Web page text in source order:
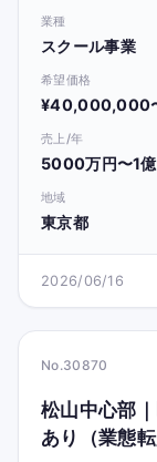
業種
スクール事業
希望価格
¥40,000,000
売上/年
5000万円〜1
地域
東京都
2026/06/16
No.30870
松山中心部
あり（業態転